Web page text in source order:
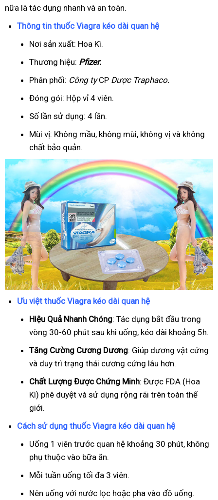
nữa là tác dụng nhanh và an toàn.
Thông tin thuốc Viagra kéo dài quan hệ
Nơi sản xuất: Hoa Kì.
Thương hiệu: Pfizer.
Phân phối: Công tyCP Dược Traphaco.
Đóng gói: Hộp vỉ 4 viên.
Số lần sử dụng: 4 lần.
Mùi vị: Không mầu, không mùi, không vị và không
chất bảo quản.
Ưu việt thuốc Viagra kéo dài quan hệ
Hiệu Quả Nhanh Chóng: Tác dụng bắt đầu trong
vòng 30-60 phút sau khi uống, kéo dài khoảng 5h.
Tăng Cường Cương Dương: Giúp dương vật cứng
và duy trì trạng thái cương cứng lâu hơn.
Chất Lượng Được Chứng Minh: Được FDA (Hoa
Kì) phê duyệt và sử dụng rộng rãi trên toàn thế
giới.
Cách sử dụng thuốc Viagra kéo dài quan hệ
Uống 1 viên trước quan hệ khoảng 30 phút, không
phụ thuộc vào bữa ăn.
Mỗi tuần uống tối đa 3 viên.
Nên uống với nước lọc hoặc pha vào đồ uống.